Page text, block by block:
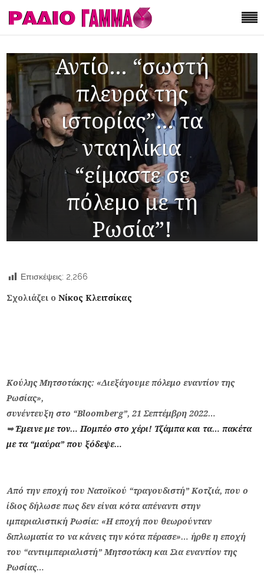
Αντίο… “σωστή
πλευρά της
ιστορίας”… τα
νταηλίκια
“είμαστε σε
πόλεμο με τη
Ρωσία”!
Επισκέψεις: 2,266
Σχολιάζει οΝίκος Κλειτσίκας
Κούλης Μητσοτάκης: «Διεξάγουμε πόλεμο εναντίον της
Ρωσίας»,
συνέντευξη στο “Bloomberg”, 21 Σεπτέμβρη 2022…
➥Έμεινε με τον… Πομπέο στο χέρι! Τζάμπα και τα… πακέτα
με τα “μαύρα” που ξόδεψε…
Από την εποχή του Νατοϊκού “τραγουδιστή” Κοτζιά, που ο
ίδιος δήλωσε πως δεν είναι κότα απέναντι στην
ιμπεριαλιστική Ρωσία: «Η εποχή που θεωρούνταν
διπλωματία το να κάνεις την κότα πέρασε»… ήρθε η εποχή
του “αντιιμπεριαλιστή” Μητσοτάκη και Σια εναντίον της
Ρωσίας…